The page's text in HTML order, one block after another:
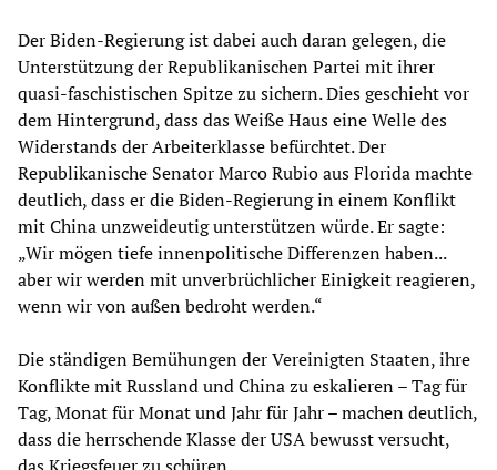
Der Biden-Regierung ist dabei auch daran gelegen, die
Unterstützung der Republikanischen Partei mit ihrer
quasi-faschistischen Spitze zu sichern. Dies geschieht vor
dem Hintergrund, dass das Weiße Haus eine Welle des
Widerstands der Arbeiterklasse befürchtet. Der
Republikanische Senator Marco Rubio aus Florida machte
deutlich, dass er die Biden-Regierung in einem Konflikt
mit China unzweideutig unterstützen würde. Er sagte:
„Wir mögen tiefe innenpolitische Differenzen haben...
aber wir werden mit unverbrüchlicher Einigkeit reagieren,
wenn wir von außen bedroht werden.“
Die ständigen Bemühungen der Vereinigten Staaten, ihre
Konflikte mit Russland und China zu eskalieren – Tag für
Tag, Monat für Monat und Jahr für Jahr – machen deutlich,
dass die herrschende Klasse der USA bewusst versucht,